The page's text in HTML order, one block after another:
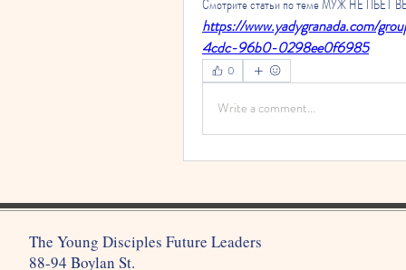
https://www.yadygranada.com/
4cdc-96b0-0298ee0f6985
0
Write a comment...
The Young Disciples Future Leaders
88-94 Boylan St.